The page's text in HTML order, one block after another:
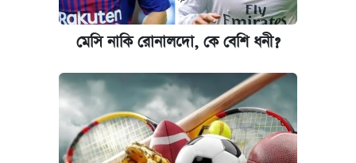
মেসি নাকি রোনালদো, কে বেশি ধনী?